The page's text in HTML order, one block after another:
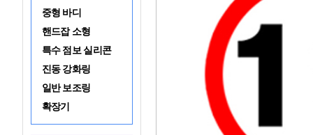
중형 바디
핸드잡 소형
특수 점보 실리콘
진동 강화링
일반 보조링
확장기